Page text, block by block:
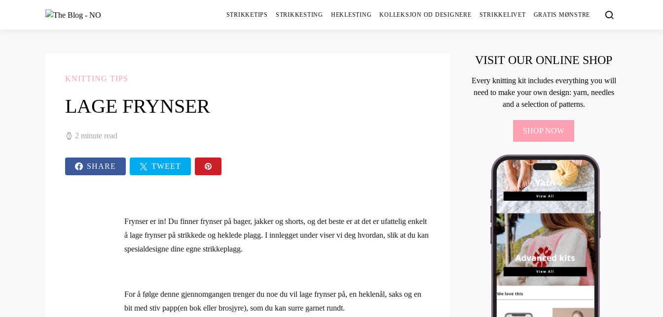
STRIKKETIPS STRIKKESTING HEKLESTING KOLLEKSJON OD DESIGNERE STRIKKELIVET GRATIS MØNSTRE
KNITTING TIPS
LAGE FRYNSER
2 minute read
SHARE TWEET
Frynser er in! Du finner frynser på bager, jakker og shorts, og det beste er at det er ufattelig enkelt
å lage frynser på strikkede og heklede plagg. I innlegget under viser vi deg hvordan, slik at du kan
spesialdesigne dine egne strikkeplagg.
For å følge denne gjennomgangen trenger du noe du vil lage frynser på, en heklenål, saks og en
bit med stiv papp(en bok eller brosjyre), som du kan surre garnet rundt.
VISIT OUR ONLINE SHOP
Every knitting kit includes everything you will
need to make your own design: yarn, needles
and a selection of patterns.
SHOP NOW